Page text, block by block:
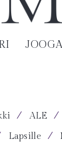
⁄ ALE ⁄
Lapsille ⁄